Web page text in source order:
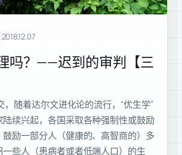
2018.12.07
吗？——迟到的审判【三
，随着达尔文进化论的流行，“优生学”
续兴起，各国采取各种强制性或鼓励
励一部分人（健康的、高智商的）多
些人（患病者或者低端人口）的生